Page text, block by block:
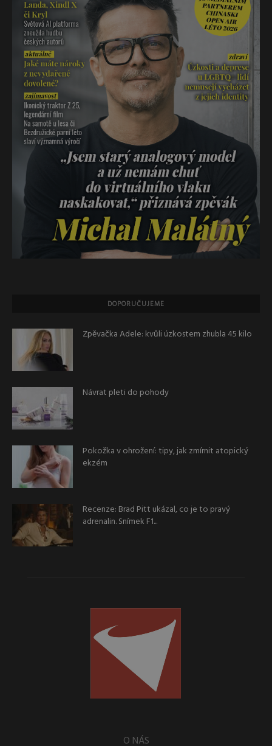
DOPORUČUJEME
Zpěvačka Adele: kvůli úzkostem zhubla 45 kilo
Návrat pleti do pohody
Pokožka v ohrožení: tipy, jak zmírnit atopický
ekzém
Recenze: Brad Pitt ukázal, co je to pravý
adrenalin. Snímek F1...
O NÁS